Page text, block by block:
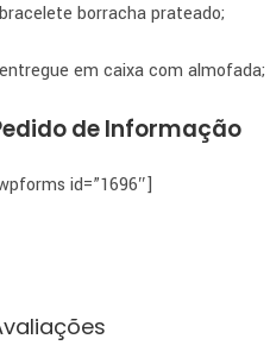
borracha prateado;
em caixa com almofada;
de Informação
id=”1696″]